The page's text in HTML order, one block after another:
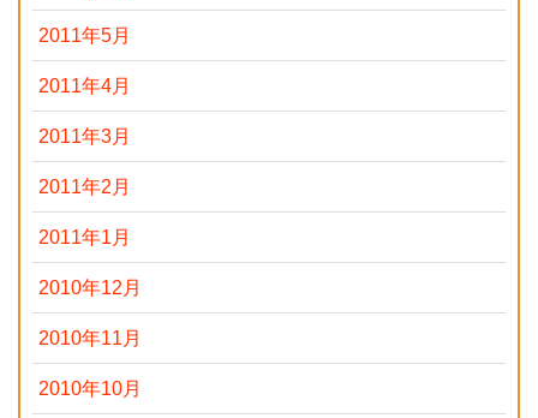
2011年5月
2011年4月
2011年3月
2011年2月
2011年1月
2010年12月
2010年11月
2010年10月